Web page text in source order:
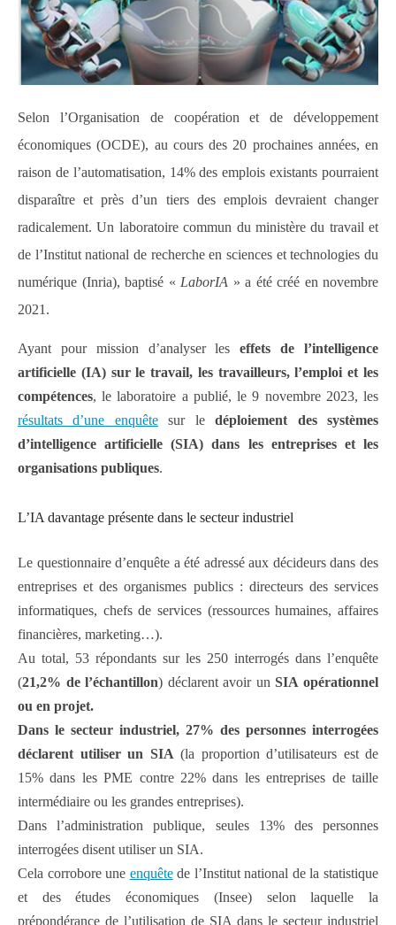
Selon l’Organisation de coopération et de développement
économiques (OCDE), au cours des 20 prochaines années, en
raison de l’automatisation, 14% des emplois existants pourraient
disparaître et près d’un tiers des emplois devraient changer
radicalement.Un laboratoire commun du ministère du travail et
de l’Institut national de recherche en sciences et technologies du
numérique (Inria), baptisé « LaborIA » a été créé en novembre
2021.
Ayant pour mission d’analyser leseffets de l’intelligence
artificielle (IA) sur le travail, les travailleurs, l’emploi et les
compétences, le laboratoire a publié, le 9 novembre 2023, les
résultats d’une enquêtesur ledéploiement des systèmes
d’intelligence artificielle (SIA) dans les entreprises et les
organisations publiques.
L’IA davantage présente dans le secteur industriel
Le questionnaire d’enquête a été adressé aux décideurs dans des
entreprises et des organismes publics : directeurs des services
informatiques, chefs de services (ressources humaines, affaires
financières, marketing…).
Au total, 53 répondants sur les 250 interrogés dans l’enquête
(21,2% de l’échantillon) déclarent avoir unSIA opérationnel
ou en projet.
Dans le secteur industriel, 27% des personnes interrogées
déclarent utiliser un SIA (la proportion d’utilisateurs est de
15% dans les PME contre 22% dans les entreprises de taille
intermédiaire ou les grandes entreprises).
Dans l’administration publique, seules 13% des personnes
interrogées disent utiliser un SIA.
Cela corrobore une enquêtede l’Institut national de la statistique
et des études économiques (Insee) selon laquelle la
prépondérance de l’utilisation de SIA dans le secteur industriel